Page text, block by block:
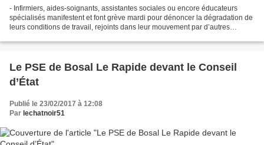
- Infirmiers, aides-soignants, assistantes sociales ou encore éducateurs
spécialisés manifestent et font grève mardi pour dénoncer la dégradation de
leurs conditions de travail, rejoints dans leur mouvement par d’autres
Le PSE de Bosal Le Rapide devant le Conseil
d’État
Publié le 23/02/2017 à 12:08
Par lechatnoir51